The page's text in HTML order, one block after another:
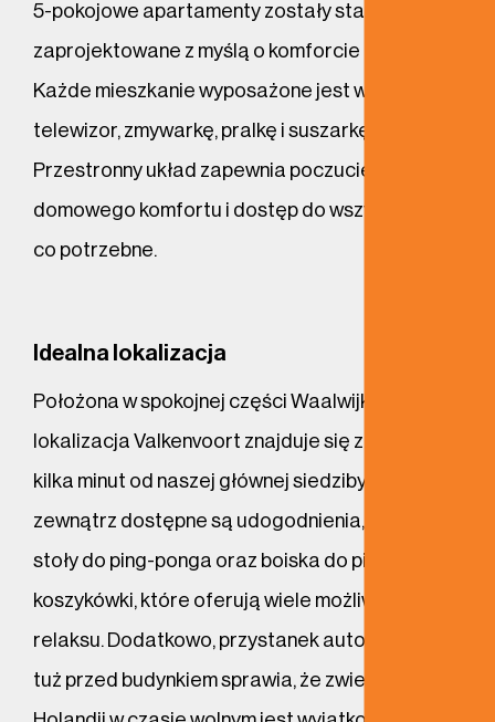
5-pokojowe apartamenty zostały starannie
zaprojektowane z myślą o komforcie i jakości.
Każde mieszkanie wyposażone jest w 2 łazienki,
telewizor, zmywarkę, pralkę i suszarkę.
Przestronny układ zapewnia poczucie
domowego komfortu i dostęp do wszystkiego,
co potrzebne.
Idealna lokalizacja
Położona w spokojnej części Waalwijk,
lokalizacja Valkenvoort znajduje się zaledwie
kilka minut od naszej głównej siedziby. Na
zewnątrz dostępne są udogodnienia, takie jak
stoły do ping-ponga oraz boiska do piłki nożnej i
koszykówki, które oferują wiele możliwości
relaksu. Dodatkowo, przystanek autobusowy
tuż przed budynkiem sprawia, że zwiedzanie